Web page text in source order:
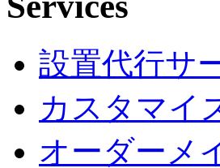
設置代行サ
カスタマイ
オーダーメ